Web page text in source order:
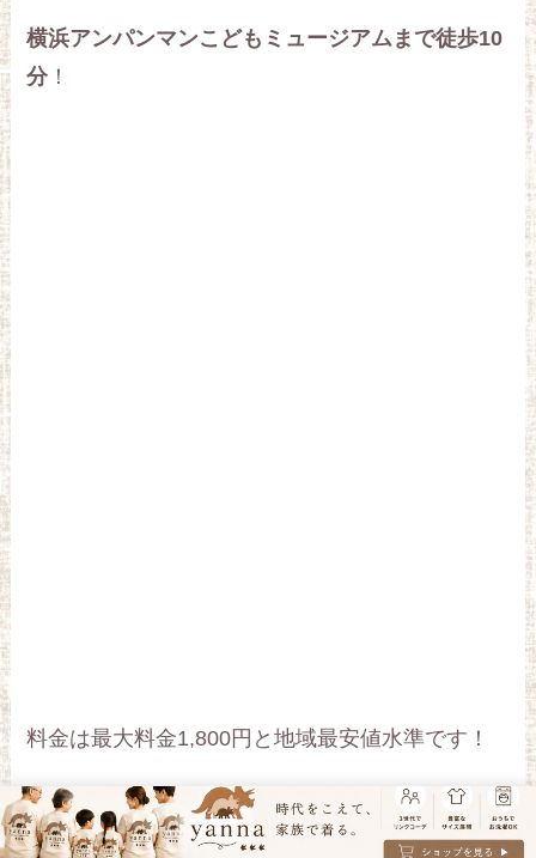
横浜アンパンマンこどもミュージアムまで徒歩10
分！
料金は最大料金1,800円と地域最安値水準です！
駐車可能な台数が少なく、神奈川大学でイベント